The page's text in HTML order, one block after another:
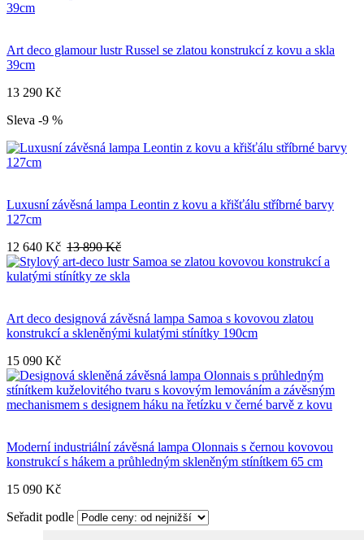
Art deco glamour lustr Russel se zlatou konstrukcí z kovu a skla
39cm
13 290 Kč
Sleva -9 %
Luxusní závěsná lampa Leontin z kovu a křišťálu stříbrné barvy
127cm
12 640 Kč 13 890 Kč
Art deco designová závěsná lampa Samoa s kovovou zlatou
konstrukcí a skleněnými kulatými stínítky 190cm
15 090 Kč
Moderní industriální závěsná lampa Olonnais s černou kovovou
konstrukcí s hákem a průhledným skleněným stínítkem 65 cm
15 090 Kč
Seřadit podle